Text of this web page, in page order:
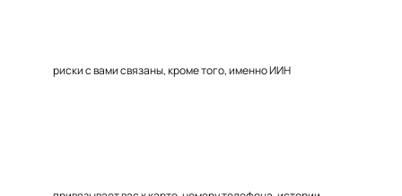
риски с вами связаны, кроме того, именно ИИН